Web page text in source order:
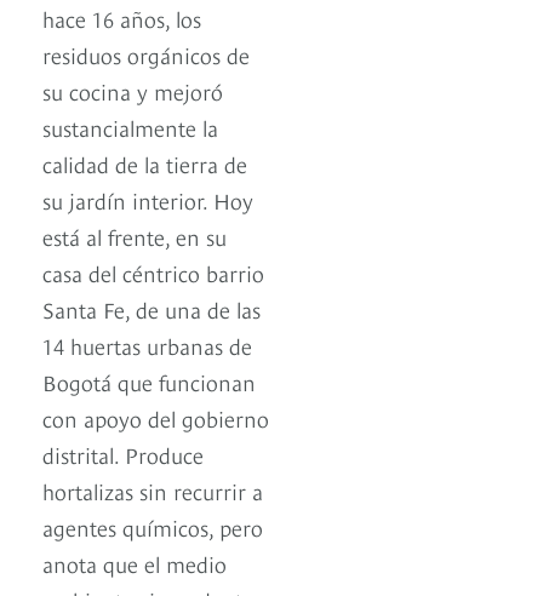
hace 16 años, los
residuos orgánicos de
su cocina y mejoró
sustancialmente la
calidad de la tierra de
su jardín interior. Hoy
está al frente, en su
casa del céntrico barrio
Santa Fe, de una de las
14 huertas urbanas de
Bogotá que funcionan
con apoyo del gobierno
distrital. Produce
hortalizas sin recurrir a
agentes químicos, pero
anota que el medio